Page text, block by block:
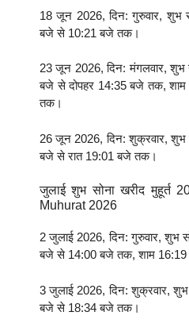
18 जून 2026, दिन: गुरुवार, शुभ
बजे से 10:21 बजे तक।
23 जून 2026, दिन: मंगलवार, शुभ
बजे से दोपहर 14:35 बजे तक,
तक।
26 जून 2026, दिन: शुक्रवार, शुभ
बजे से रात 19:01 बजे तक।
जुलाई शुभ सोना खरीद मुहूर्त
Muhurat 2026
2 जुलाई 2026, दिन: गुरुवार, शुभ
बजे से 14:00 बजे तक, शाम
3 जुलाई 2026, दिन: शुक्रवार, शुभ
बजे से 18:34 बजे तक।